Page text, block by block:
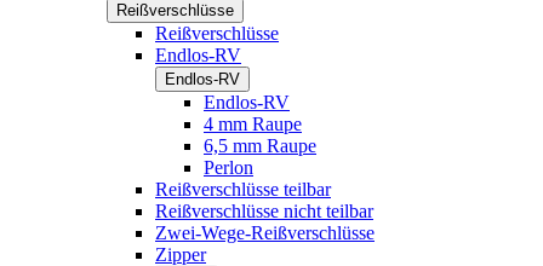
Reißverschlüsse
Reißverschlüsse
Endlos-RV
Endlos-RV
Endlos-RV
4 mm Raupe
6,5 mm Raupe
Perlon
Reißverschlüsse teilbar
Reißverschlüsse nicht teilbar
Zwei-Wege-Reißverschlüsse
Zipper